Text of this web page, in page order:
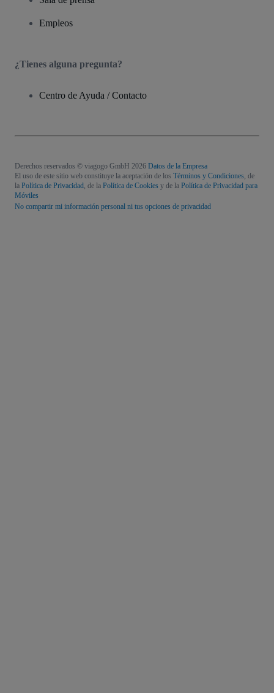
Empleos
¿Tienes alguna pregunta?
Centro de Ayuda / Contacto
Derechos reservados © viagogo GmbH 2026 Datos de la Empresa
El uso de este sitio web constituye la aceptación de los Términos y Condiciones, de
la Política de Privacidad, de la Política de Cookies y de la Política de Privacidad para
Móviles
No compartir mi información personal ni tus opciones de privacidad